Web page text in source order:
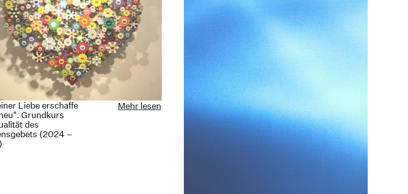
Liebe erschaffe
Grundkurs
des
(2024 –
Mehr lesen